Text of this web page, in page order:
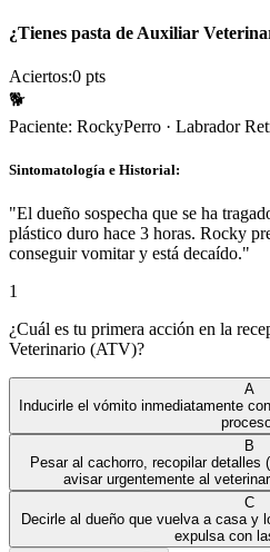
¿Tienes pasta de Auxiliar
Aciertos:0 pts
🐕
Paciente: RockyPerro · Labrador
Sintomatología e Historial:
"El dueño sospecha que se ha
plástico duro hace 3 horas. Rocky
conseguir vomitar y está decaído."
1
¿Cuál es tu primera acción en la
Veterinario (ATV)?
A
Inducirle el vómito inmediatamente
B
Pesar al cachorro, recopilar
avisar urgentemente al
C
Decirle al dueño que vuelva a casa y
expulsa con